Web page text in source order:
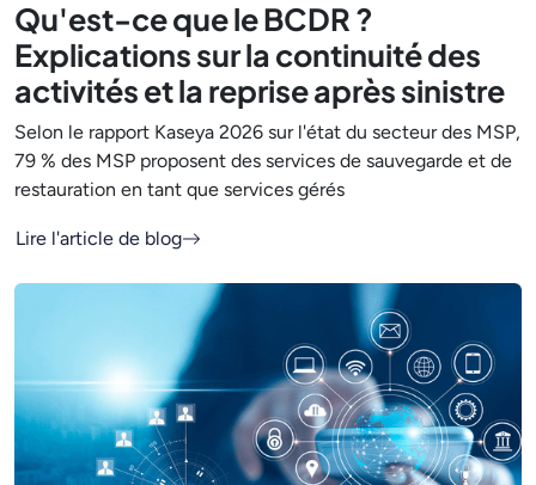
Qu'est-ce que le BCDR ?
Explications sur la continuité des
activités et la reprise après sinistre
Selon le rapport Kaseya 2026 sur l'état du secteur des MSP,
79 % des MSP proposent des services de sauvegarde et de
restauration en tant que services gérés
Lire l'article de blog